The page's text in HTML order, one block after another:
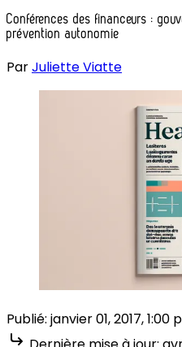
Conférences des financeurs :
prévention autonomie
ParJuliette Viatte
Publié: janvier 01, 2017, 1:00